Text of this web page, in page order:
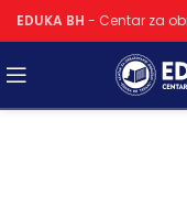
EDUKA BH - Centar za